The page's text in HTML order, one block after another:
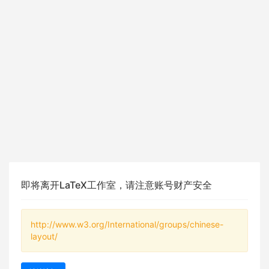
即将离开LaTeX工作室，请注意账号财产安全
http://www.w3.org/International/groups/chinese-
layout/